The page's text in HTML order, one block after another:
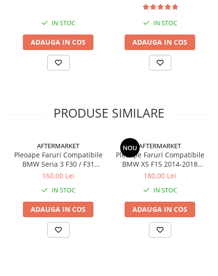
IN STOC
ADAUGA IN COS
IN STOC
ADAUGA IN COS
PRODUSE SIMILARE
AFTERMARKET
Pleoape Faruri Compatibile
BMW Seria 3 F30 / F31
(2011-2018), Negru Lucios
160,00 Lei
IN STOC
ADAUGA IN COS
NOU AFTERMARKET
Pleoape Faruri Compatibile
BMW X5 F15 2014-2018
Negru Lucios
180,00 Lei
IN STOC
ADAUGA IN COS